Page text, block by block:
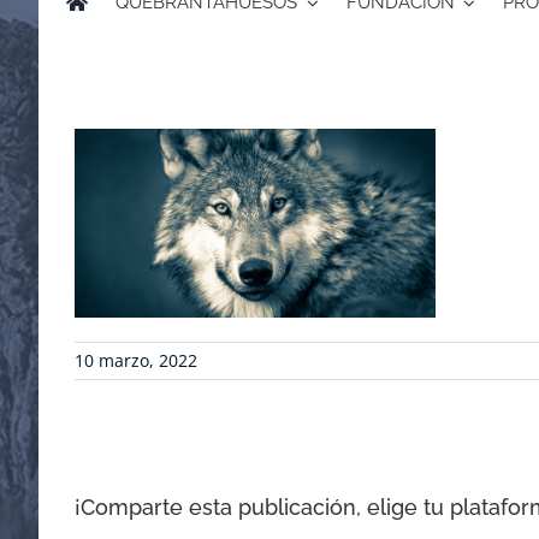
10 marzo, 2022
¡Comparte esta publicación, elige tu